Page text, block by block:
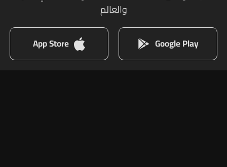
والعالم
Google Play
App Store